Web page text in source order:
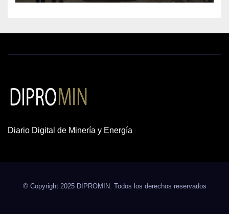
Diario Digital de Minería y Energía
© Copyright 2025 DIPROMIN. Todos los derechos reservados